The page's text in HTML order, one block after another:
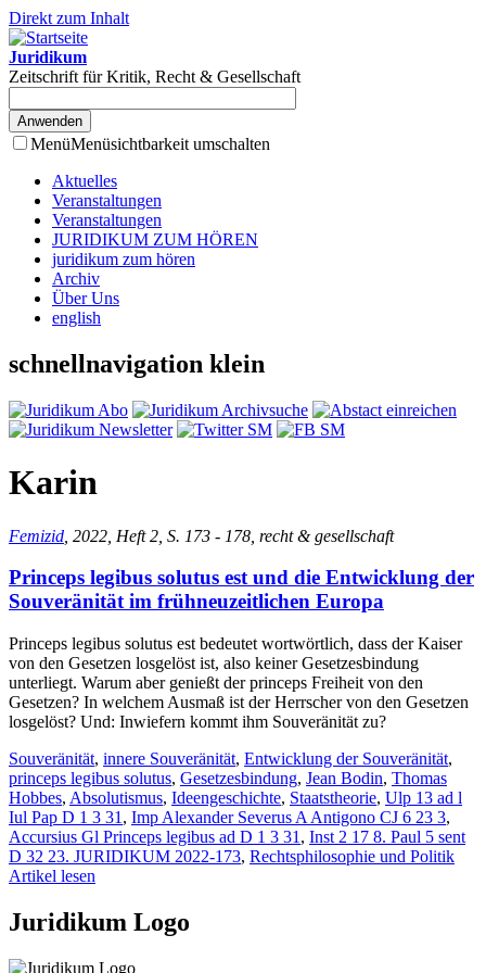
Direkt zum Inhalt
Juridikum
Zeitschrift für Kritik, Recht & Gesellschaft
MenüMenüsichtbarkeit umschalten
Aktuelles
Veranstaltungen
Veranstaltungen
JURIDIKUM ZUM HÖREN
juridikum zum hören
Archiv
Über Uns
english
schnellnavigation klein
Karin
Femizid , 2022, Heft 2, S. 173 - 178, recht & gesellschaft
Princeps legibus solutus est und die Entwicklung der
Souveränität im frühneuzeitlichen Europa
Princeps legibus solutus est bedeutet wortwörtlich, dass der Kaiser
von den Gesetzen losgelöst ist, also keiner Gesetzesbindung
unterliegt. Warum aber genießt der princeps Freiheit von den
Gesetzen? In welchem Ausmaß ist der Herrscher von den Gesetzen
losgelöst? Und: Inwiefern kommt ihm Souveränität zu?
Souveränität, innere Souveränität, Entwicklung der Souveränität,
princeps legibus solutus, Gesetzesbindung, Jean Bodin, Thomas
Hobbes, Absolutismus, Ideengeschichte, Staatstheorie, Ulp 13 ad l
Iul Pap D 1 3 31 , Imp Alexander Severus A Antigono CJ 6 23 3,
Accursius Gl Princeps legibus ad D 1 3 31 , Inst 2 17 8. Paul 5 sent
D 32 23. JURIDIKUM 2022-173, Rechtsphilosophie und Politik
Artikel lesen
Juridikum Logo